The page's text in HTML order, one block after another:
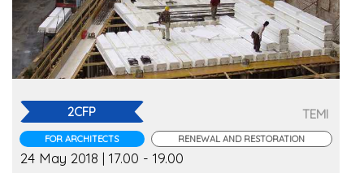
2CFP
FOR ARCHITECTS
TEMI
RENEWAL AND RESTORATION
24 May 2018 | 17.00 - 19.00